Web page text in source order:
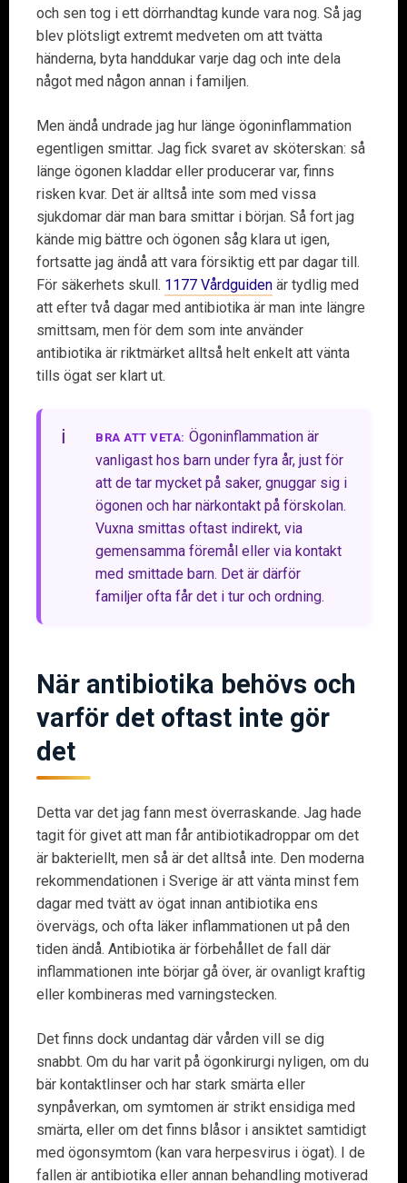
och sen tog i ett dörrhandtag kunde vara nog. Så jag
blev plötsligt extremt medveten om att tvätta
händerna, byta handdukar varje dag och inte dela
något med någon annan i familjen.
Men ändå undrade jag hur länge ögoninflammation
egentligen smittar. Jag fick svaret av sköterskan: så
länge ögonen kladdar eller producerar var, finns
risken kvar. Det är alltså inte som med vissa
sjukdomar där man bara smittar i början. Så fort jag
kände mig bättre och ögonen såg klara ut igen,
fortsatte jag ändå att vara försiktig ett par dagar till.
För säkerhets skull. 1177 Vårdguiden är tydlig med
att efter två dagar med antibiotika är man inte längre
smittsam, men för dem som inte använder
antibiotika är riktmärket alltså helt enkelt att vänta
tills ögat ser klart ut.
BRA ATT VETA: Ögoninflammation är
vanligast hos barn under fyra år, just för
att de tar mycket på saker, gnuggar sig i
ögonen och har närkontakt på förskolan.
Vuxna smittas oftast indirekt, via
gemensamma föremål eller via kontakt
med smittade barn. Det är därför
familjer ofta får det i tur och ordning.
När antibiotika behövs och
varför det oftast inte gör
det
Detta var det jag fann mest överraskande. Jag hade
tagit för givet att man får antibiotikadroppar om det
är bakteriellt, men så är det alltså inte. Den moderna
rekommendationen i Sverige är att vänta minst fem
dagar med tvätt av ögat innan antibiotika ens
övervägs, och ofta läker inflammationen ut på den
tiden ändå. Antibiotika är förbehållet de fall där
inflammationen inte börjar gå över, är ovanligt kraftig
eller kombineras med varningstecken.
Det finns dock undantag där vården vill se dig
snabbt. Om du har varit på ögonkirurgi nyligen, om du
bär kontaktlinser och har stark smärta eller
synpåverkan, om symtomen är strikt ensidiga med
smärta, eller om det finns blåsor i ansiktet samtidigt
med ögonsymtom (kan vara herpesvirus i ögat). I de
fallen är antibiotika eller annan behandling motiverad